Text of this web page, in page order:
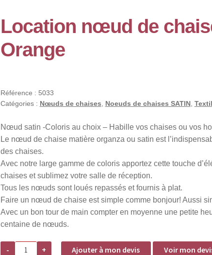
Location nœud de
Orange
Référence : 5033
Catégories : Nœuds de chaises, Noeuds de chaises SATIN,
Nœud satin -Coloris au choix – Habille vos chaises ou vos
Le nœud de chaise matière organza ou satin est
des chaises.
Avec notre large gamme de coloris apportez cette touche
chaises et sublimez votre salle de réception.
Tous les nœuds sont loués repassés et fournis à plat.
Faire un nœud de chaise est simple comme bonjour! Aussi
Avec un bon tour de main compter en moyenne une petite
centaine de nœuds.
-
quantité
+ Ajouter à mon devis Voir mon